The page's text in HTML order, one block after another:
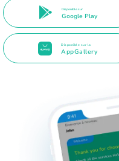
Disponible sur
Google Play
Disponible sur la
AppGallery